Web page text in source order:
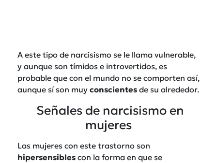
A este tipo de narcisismo se le llama vulnerable,
y aunque son tímidos e introvertidos, es
probable que con el mundo no se comporten así,
aunque sí son muy conscientes de su alrededor.
Señales de narcisismo en
mujeres
Las mujeres con este trastorno son
hipersensibles con la forma en que se